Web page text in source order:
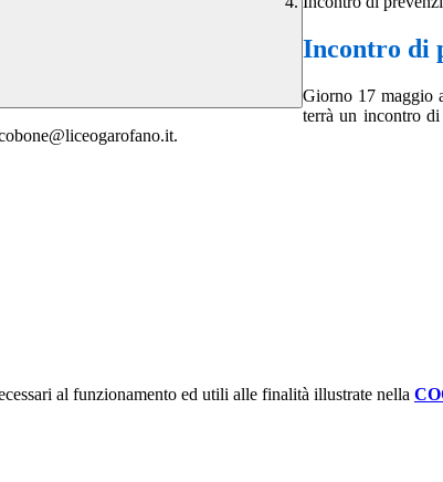
Incontro di
Giorno 17 maggio
terrà un incontro
al funzionamento ed utili alle finalità illustrate nella